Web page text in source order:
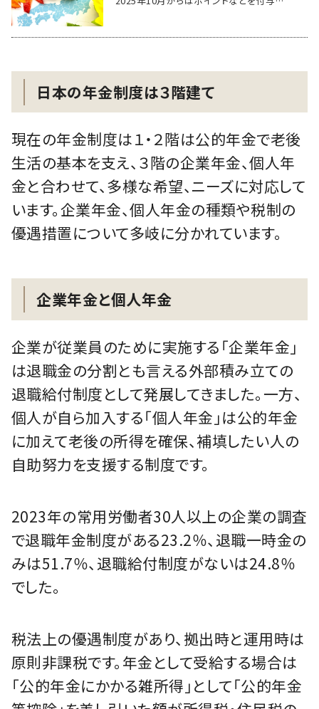
日本の年金制度は３階建て
現在の年金制度は１・２階は公的年金で老後
生活の基本を支え、３階の企業年金、個人年
金と合わせて、多様な希望、ニーズに対応して
います。企業年金、個人年金の種類や税制の
優遇措置について多岐に分かれています。
企業年金と個人年金
企業が従業員のために実施する「企業年金」
は退職金の分割とも言える外部積み立ての
退職給付制度として発展してきました。一方、
個人が自ら加入する「個人年金」は公的年金
に加えて老後の所得を確保、補填したい人の
自助努力を支援する制度です。
2023年の常用労働者30人以上の企業の調査
で退職年金制度がある23.2％、退職一時金の
みは51.7％、退職給付制度がないは24.8％
でした。
税法上の優遇制度があり、拠出時と運用時は
原則非課税です。年金として受給する場合は
「公的年金にかかる雑所得」として「公的年金